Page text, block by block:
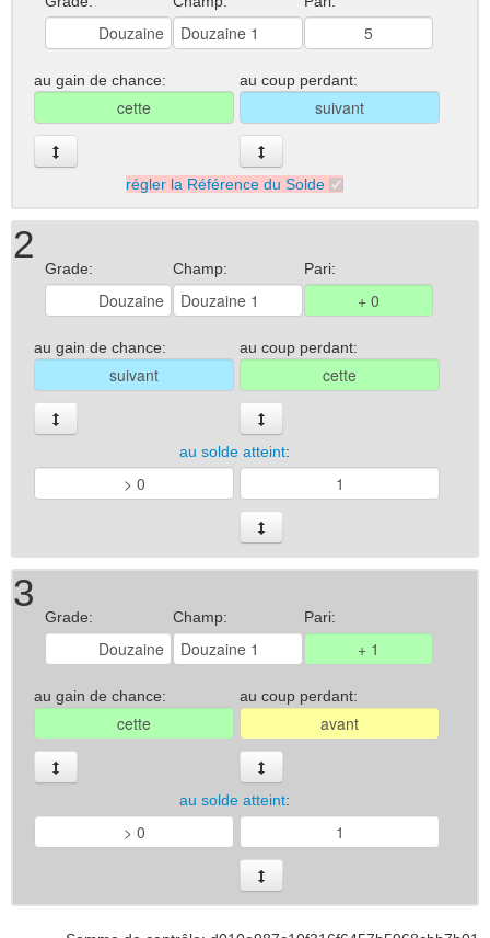
au gain de chance: au coup perdant:
régler la Référence du Solde
2
Grade: Champ: Pari:
au gain de chance: au coup perdant:
au solde atteint:
3
Grade: Champ: Pari:
au gain de chance: au coup perdant:
au solde atteint: